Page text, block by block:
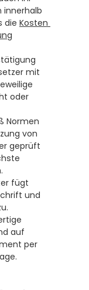
innerhalb
die Kosten
mit
oder
Normen
von
geprüft
fügt
und
auf
per